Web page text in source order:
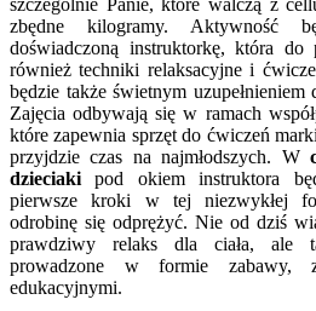
zbędne kilogramy. Aktywność
doświadczoną instruktorkę, która do
również techniki relaksacyjne i
będzie także świetnym
Zajęcia odbywają się w ramach
które zapewnia sprzęt do ćwiczeń
przyjdzie czas na najmłodszych. W
dzieciaki pod okiem instruktora
pierwsze kroki w tej niezwykłej
odrobinę się odprężyć. Nie od dziś
prawdziwy relaks dla ciała, ale
prowadzone w formie zabawy,
edukacyjnymi.